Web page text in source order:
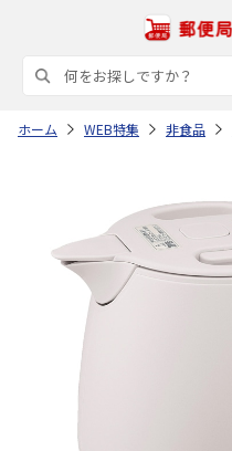
ホーム WEB特集 非食品